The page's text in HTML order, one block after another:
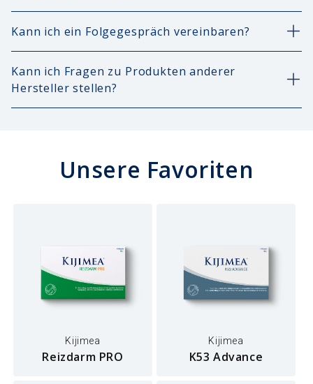
Kann ich ein Folgegespräch vereinbaren?
Kann ich Fragen zu Produkten anderer
Hersteller stellen?
Unsere Favoriten
Kijimea
Reizdarm PRO
Kijimea
K53 Advance